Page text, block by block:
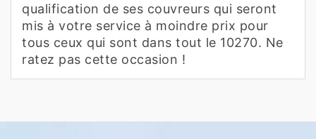
qualification de ses couvreurs qui seront
mis à votre service à moindre prix pour
tous ceux qui sont dans tout le 10270. Ne
ratez pas cette occasion !